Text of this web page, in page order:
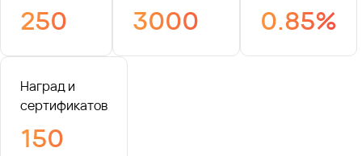
250 3000 0.85%
Наград и
сертификатов
150